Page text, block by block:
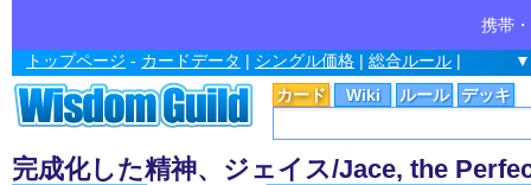
携帯
カード Wiki ルール デッキ
トップページ - カードデータ | シングル価格 | 総合ルール |
完成化した精神、ジェイス/Jace, the